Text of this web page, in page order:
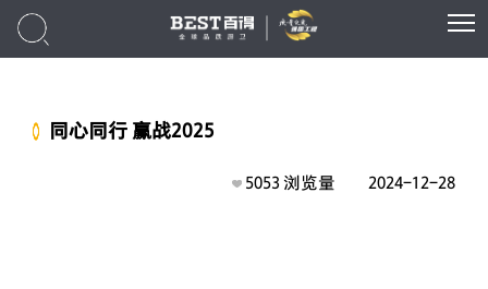
同心同行 赢战2025
2024-12-28
5053 浏览量